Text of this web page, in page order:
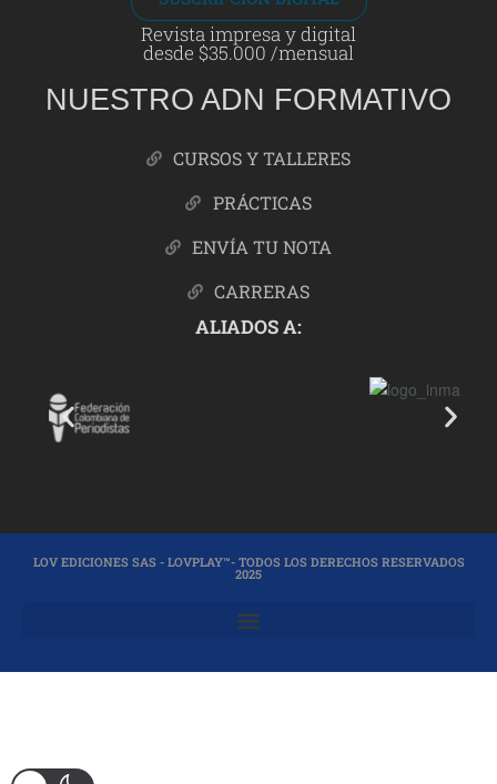
Revista impresa y digital
desde $35.000 /mensual
NUESTRO ADN FORMATIVO
CURSOS Y TALLERES
PRÁCTICAS
ENVÍA TU NOTA
CARRERAS
ALIADOS A:
LOV EDICIONES SAS - LOVPLAY™- TODOS LOS DERECHOS RESERVADOS
2025